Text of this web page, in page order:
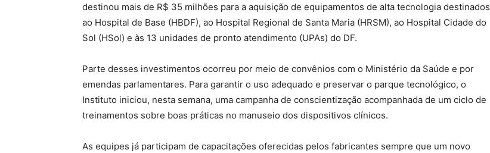
destinou mais de R$ 35 milhões para a aquisição de equipamentos de alta tecnologia destinados
ao Hospital de Base (HBDF), ao Hospital Regional de Santa Maria (HRSM), ao Hospital Cidade do
Sol (HSol) e às 13 unidades de pronto atendimento (UPAs) do DF.
Parte desses investimentos ocorreu por meio de convênios com o Ministério da Saúde e por
emendas parlamentares. Para garantir o uso adequado e preservar o parque tecnológico, o
Instituto iniciou, nesta semana, uma campanha de conscientização acompanhada de um ciclo de
treinamentos sobre boas práticas no manuseio dos dispositivos clínicos.
As equipes já participam de capacitações oferecidas pelos fabricantes sempre que um novo